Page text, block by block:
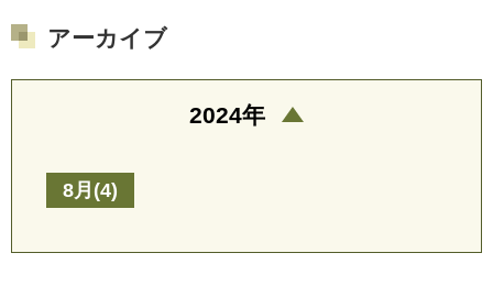
アーカイブ
2024年
8月(4)